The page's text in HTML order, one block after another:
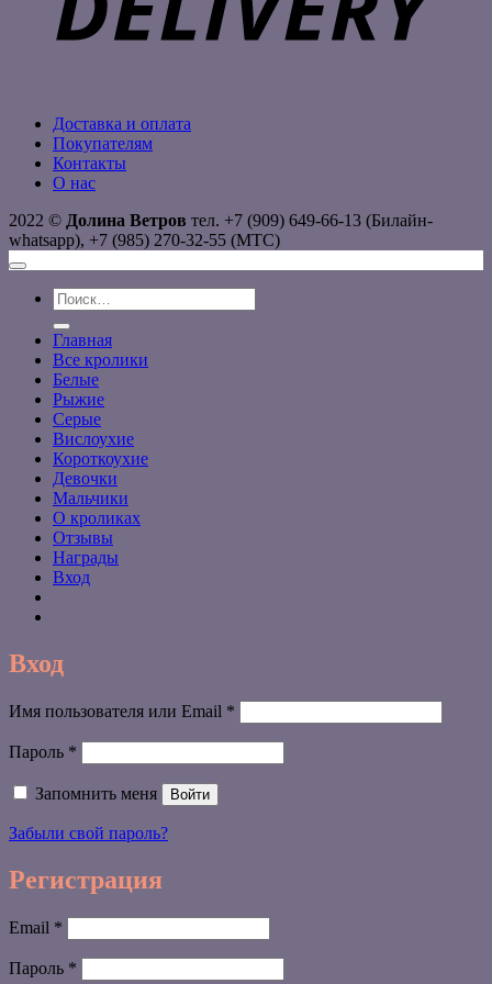
Доставка и оплата
Покупателям
Контакты
О нас
2022 © Долина Ветров тел. +7 (909) 649-66-13 (Билайн-
whatsapp), +7 (985) 270-32-55 (МТС)
Искать:
Главная
Все кролики
Белые
Рыжие
Серые
Вислоухие
Короткоухие
Девочки
Мальчики
О кроликах
Отзывы
Награды
Вход
Вход
Имя пользователя или Email *
Пароль *
Запомнить меня Войти
Забыли свой пароль?
Регистрация
Email *
Пароль *